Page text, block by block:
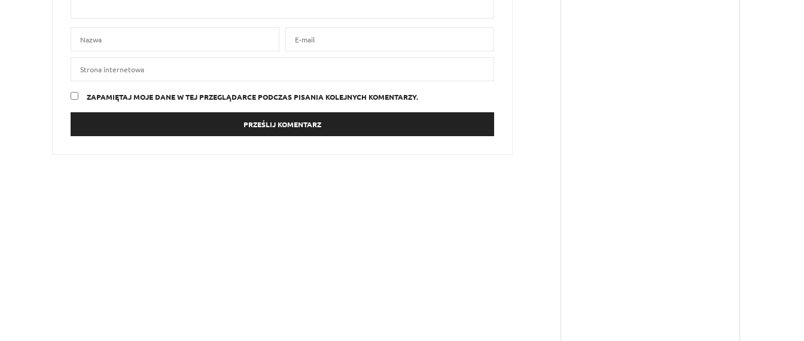
ZAPAMIĘTAJ MOJE DANE W TEJ PRZEGLĄDARCE PODCZAS PISANIA KOLEJNYCH KOMENTARZY.